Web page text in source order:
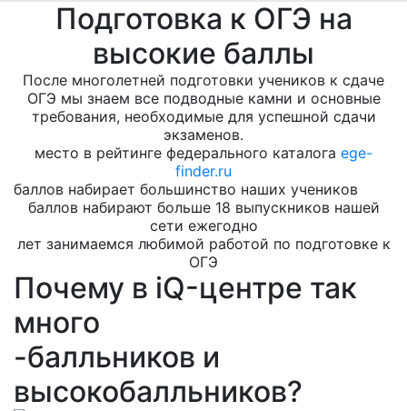
Подготовка к ОГЭ на
высокие баллы
После многолетней подготовки учеников к сдаче
ОГЭ мы знаем все подводные камни и основные
требования, необходимые для успешной сдачи
экзаменов.
место в рейтинге федерального каталога ege-
finder.ru
баллов набирает большинство наших учеников
баллов набирают больше 18 выпускников нашей
сети ежегодно
лет занимаемся любимой работой по подготовке к
ОГЭ
Почему в iQ-центре так
много
-балльников и
высокобалльников?